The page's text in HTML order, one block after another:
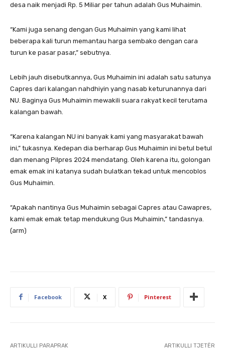
desa naik menjadi Rp. 5 Miliar per tahun adalah Gus Muhaimin.
“Kami juga senang dengan Gus Muhaimin yang kami lihat
beberapa kali turun memantau harga sembako dengan cara
turun ke pasar pasar,” sebutnya.
Lebih jauh disebutkannya, Gus Muhaimin ini adalah satu satunya
Capres dari kalangan nahdhiyin yang nasab keturunannya dari
NU. Baginya Gus Muhaimin mewakili suara rakyat kecil terutama
kalangan bawah.
“Karena kalangan NU ini banyak kami yang masyarakat bawah
ini,” tukasnya. Kedepan dia berharap Gus Muhaimin ini betul betul
dan menang Pilpres 2024 mendatang. Oleh karena itu, golongan
emak emak ini katanya sudah bulatkan tekad untuk mencoblos
Gus Muhaimin.
“Apakah nantinya Gus Muhaimin sebagai Capres atau Cawapres,
kami emak emak tetap mendukung Gus Muhaimin,” tandasnya.
(arm)
Facebook X Pinterest
ARTIKULLI PARAPRAK ARTIKULLI TJETËR